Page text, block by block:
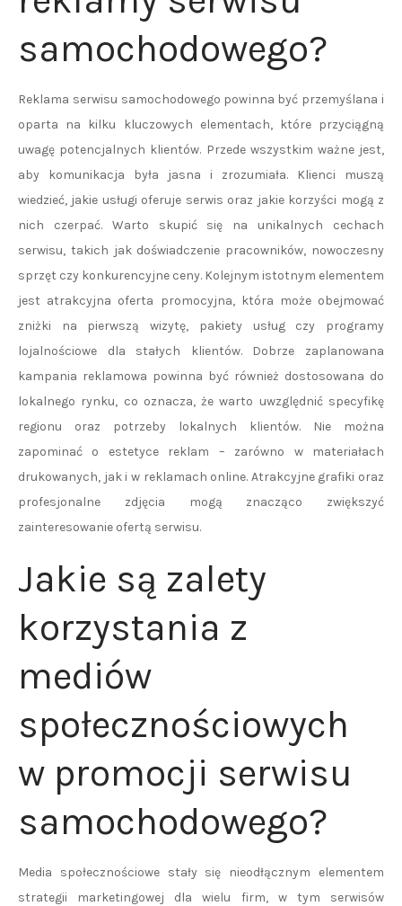
samochodowego?
Reklama serwisu samochodowego powinna być przemyślana i
oparta na kilku kluczowych elementach, które przyciągną
uwagę potencjalnych klientów. Przede wszystkim ważne jest,
aby komunikacja była jasna i zrozumiała. Klienci muszą
wiedzieć, jakie usługi oferuje serwis oraz jakie korzyści mogą z
nich czerpać. Warto skupić się na unikalnych cechach
serwisu, takich jak doświadczenie pracowników, nowoczesny
sprzęt czy konkurencyjne ceny. Kolejnym istotnym elementem
jest atrakcyjna oferta promocyjna, która może obejmować
zniżki na pierwszą wizytę, pakiety usług czy programy
lojalnościowe dla stałych klientów. Dobrze zaplanowana
kampania reklamowa powinna być również dostosowana do
lokalnego rynku, co oznacza, że warto uwzględnić specyfikę
regionu oraz potrzeby lokalnych klientów. Nie można
zapominać o estetyce reklam – zarówno w materiałach
drukowanych, jak i w reklamach online. Atrakcyjne grafiki oraz
profesjonalne zdjęcia mogą znacząco zwiększyć
zainteresowanie ofertą serwisu.
Jakie są zalety
korzystania z
mediów
społecznościowych
w promocji serwisu
samochodowego?
Media społecznościowe stały się nieodłącznym elementem
strategii marketingowej dla wielu firm, w tym serwisów